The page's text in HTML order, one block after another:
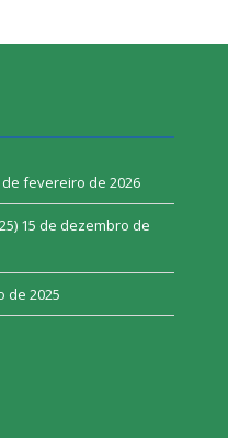
de fevereiro de 2026
15 de dezembro de
de 2025